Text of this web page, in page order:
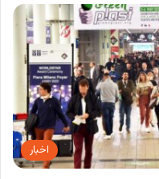
اخبار